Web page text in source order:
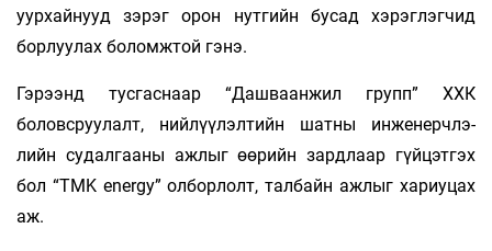
уурхайнууд зэрэг орон нутгийн бусад хэрэглэгчид
борлуулах боломжтой гэнэ.
Гэрээнд тусгаснаар “Дашваанжил групп” ХХК
боловсруулалт, нийлүүлэлтийн шатны инженерчлэ­
лийн судалгааны ажлыг өөрийн зардлаар гүйцэтгэх
бол “TMK energy” олборлолт, талбайн ажлыг хариуцах
аж.